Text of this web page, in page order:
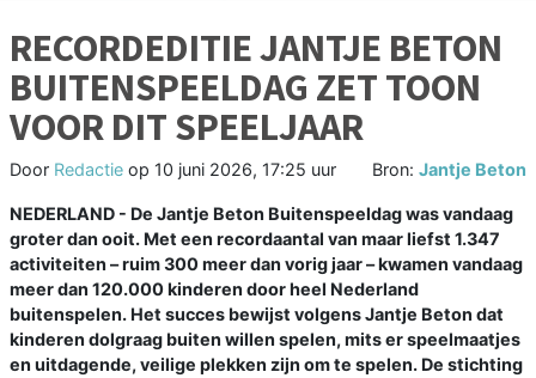
RECORDEDITIE JANTJE BETON
BUITENSPEELDAG ZET TOON
VOOR DIT SPEELJAAR
Door Redactie op 10 juni 2026, 17:25 uur Bron: Jantje Beton
NEDERLAND - De Jantje Beton Buitenspeeldag was vandaag
groter dan ooit. Met een recordaantal van maar liefst 1.347
activiteiten – ruim 300 meer dan vorig jaar – kwamen vandaag
meer dan 120.000 kinderen door heel Nederland
buitenspelen. Het succes bewijst volgens Jantje Beton dat
kinderen dolgraag buiten willen spelen, mits er speelmaatjes
en uitdagende, veilige plekken zijn om te spelen. De stichting